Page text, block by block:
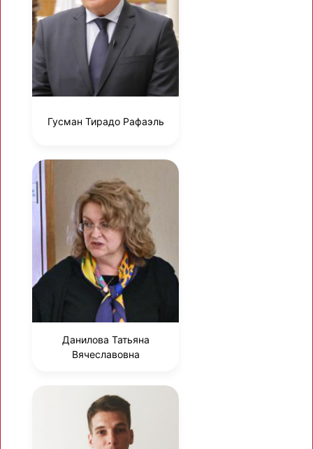
Гусман Тирадо Рафаэль
Данилова Татьяна
Вячеславовна